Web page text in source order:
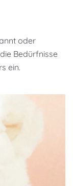
oder
Bedürfnisse
ein.